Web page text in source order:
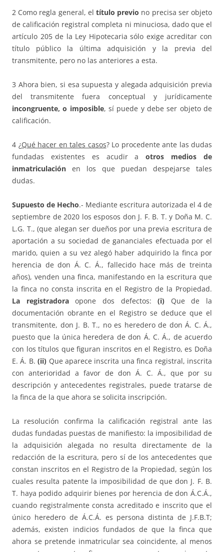
2 Como regla general, el título previo no precisa ser objeto
de calificación registral completa ni minuciosa, dado que el
artículo 205 de la Ley Hipotecaria sólo exige acreditar con
título público la última adquisición y la previa del
transmitente, pero no las anteriores a esta.
3 Ahora bien, si esa supuesta y alegada adquisición previa
del transmitente fuera conceptual y jurídicamente
incongruente, o imposible, sí puede y debe ser objeto de
calificación.
4 ¿Qué hacer en tales casos? Lo procedente ante las dudas
fundadas existentes es acudir aotros medios de
inmatriculación en los que puedan despejarse tales
dudas.
Supuesto de Hecho.- Mediante escritura autorizada el 4 de
septiembre de 2020 los esposos don J. F. B. T. y Doña M. C.
L.G. T., (que alegan ser dueños por una previa escritura de
aportación a su sociedad de gananciales efectuada por el
marido, quien a su vez alegó haber adquirido la finca por
herencia de don Á. C. Á., fallecido hace más de treinta
años), venden una finca, manifestando en la escritura que
la finca no consta inscrita en el Registro de la Propiedad.
La registradoraopone dos defectos:(i) Que de la
documentación obrante en el Registro se deduce que el
transmitente, don J. B. T., no es heredero de don Á. C. Á.,
puesto que la única heredera de don Á. C. Á., de acuerdo
con los títulos que figuran inscritos en el Registro, es Doña
E. Á. B.(ii) Que aparece inscrita una finca registral, inscrita
con anterioridad a favor de don Á. C. Á., que por su
descripción y antecedentes registrales, puede tratarse de
la finca de la que ahora se solicita inscripción.
La resolución confirma la calificación registral ante las
dudas fundadas puestas de manifiesto: la imposibilidad de
la adquisición alegada no resulta directamente de la
redacción de la escritura, pero sí de los antecedentes que
constan inscritos en el Registro de la Propiedad, según los
cuales resulta patente la imposibilidad de que don J. F. B.
T. haya podido adquirir bienes por herencia de don Á.C.Á.,
cuando registralmente consta acreditado e inscrito que el
único heredero de Á.C.Á. es persona distinta de J.F.B.T;
además, existen indicios fundados de que la finca que
ahora se pretende inmatricular sea coincidente, al menos